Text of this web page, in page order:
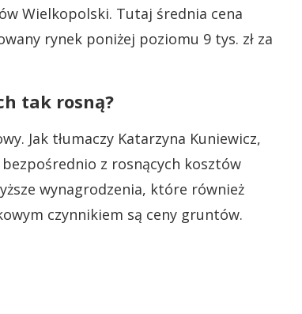
Wielkopolski. Tutaj średnia cena
rynek poniżej poziomu 9 tys. zł za
tak rosną?
Jak tłumaczy Katarzyna Kuniewicz,
z rosnących kosztów
wynagrodzenia, które również
czynnikiem są ceny gruntów.